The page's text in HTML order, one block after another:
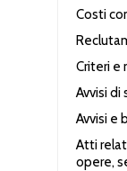
Costi
Criteri e
Avvisi di
Avvisi e
Atti
opere,